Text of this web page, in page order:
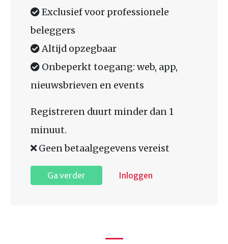
Exclusief voor professionele
beleggers
Altijd opzegbaar
Onbeperkt toegang: web, app,
nieuwsbrieven en events
Registreren duurt minder dan 1
minuut.
Geen betaalgegevens vereist
Ga verder Inloggen